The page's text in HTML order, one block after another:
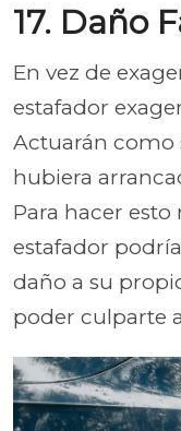
17. Daño
En vez de
estafador
Actuarán como
hubiera
Para hacer
estafador
daño a su
poder culparte